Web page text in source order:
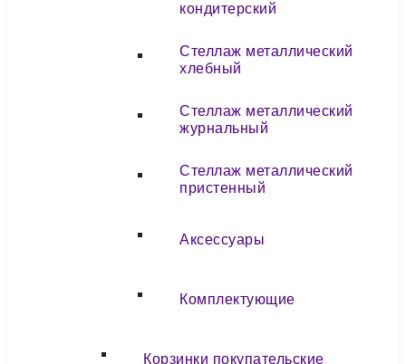
кондитерский
Стеллаж металлический
хлебный
Стеллаж металлический
журнальный
Стеллаж металлический
пристенный
Аксессуары
Комплектующие
Корзинки покупательские